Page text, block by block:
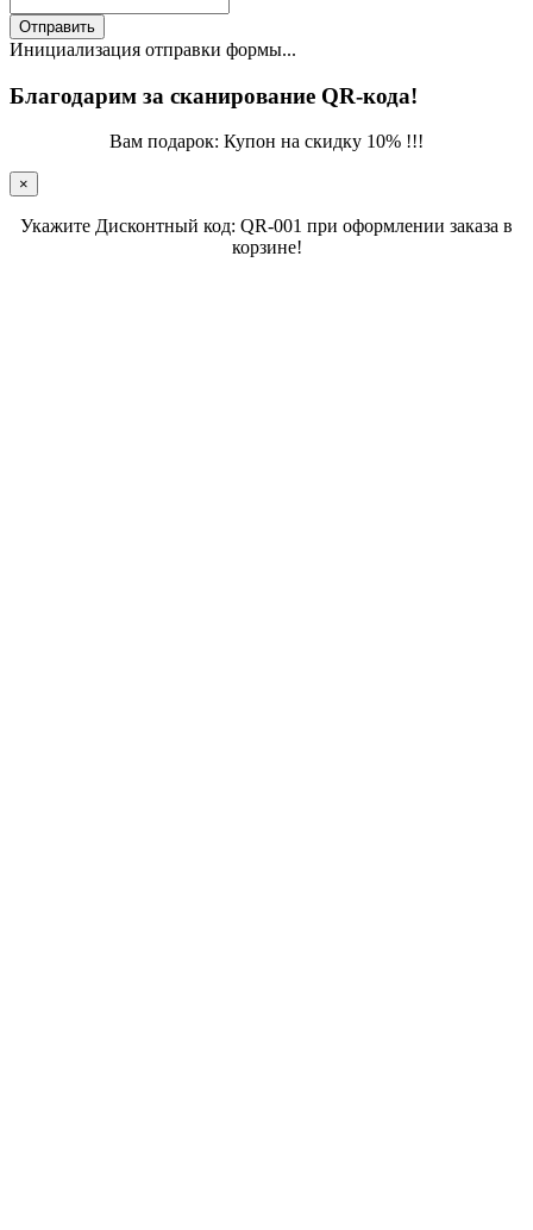
Отправить
Инициализация отправки формы...
Благодарим за сканирование QR-кода!
Вам подарок: Купон на скидку 10% !!!
×
Укажите Дисконтный код: QR-001 при оформлении заказа в
корзине!